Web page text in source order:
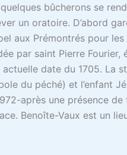
bûcherons se
un oratoire. D’abord
aux Prémontrés pour
par saint Pierre
date du 1705.
du péché) et l’enfant
après une présence
Benoîte-Vaux est un